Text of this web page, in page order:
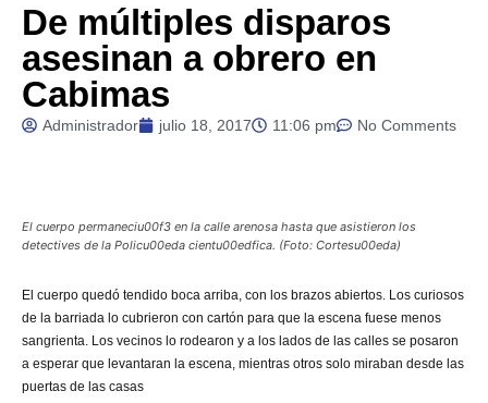
De múltiples disparos
asesinan a obrero en
Cabimas
Administrador julio 18, 2017 11:06 pm No Comments
El cuerpo permaneciu00f3 en la calle arenosa hasta que asistieron los
detectives de la Policu00eda cientu00edfica. (Foto: Cortesu00eda)
El cuerpo quedó tendido boca arriba, con los brazos abiertos. Los curiosos
de la barriada lo cubrieron con cartón para que la escena fuese menos
sangrienta. Los vecinos lo rodearon y a los lados de las calles se posaron
a esperar que levantaran la escena, mientras otros solo miraban desde las
puertas de las casas